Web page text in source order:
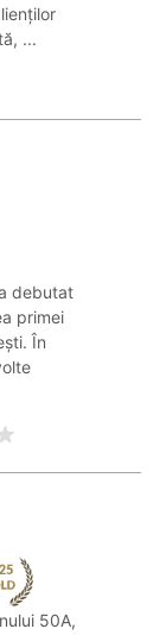
...
debutat
primei
În
50A,